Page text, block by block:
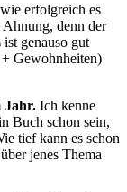
erfolgreich es
Ahnung, denn der
genauso gut
+ Gewohnheiten)
Jahr. Ich kenne
Buch schon sein,
tief kann es schon
jenes Thema